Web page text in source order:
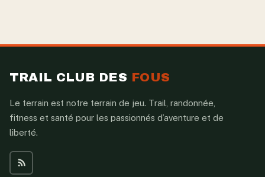
TRAIL CLUB DES FOUS
Le terrain est notre terrain de jeu. Trail, randonnée,
fitness et santé pour les passionnés d’aventure et de
liberté.